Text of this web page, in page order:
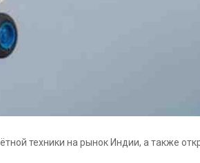
техники на рынок Индии, а также